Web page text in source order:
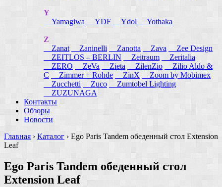
Y
Yamagiwa
YDF Ydol Yothaka
Z
Zanat
Zaninelli Zanotta Zava
Zee Design
ZEITLOS – BERLIN
Zeitraum
Zeritalia
ZERO
ZeVa Zieta ZilenZio
Zilio Aldo &
C
Zimmer + Rohde ZinX
Zoom by Mobimex
Zucchetti
Zuco
Zumtobel Lighting
ZUZUNAGA
Контакты
Обзоры
Новости
Главная › Каталог › Ego Paris Tandem обеденный стол Extension
Leaf
Ego Paris Tandem обеденный стол
Extension Leaf